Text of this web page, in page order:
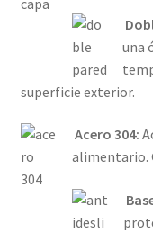
una
superficie exterior.
Acero 304:
alimentario.